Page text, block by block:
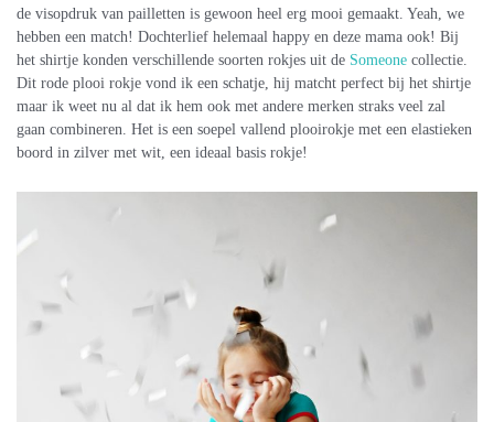
de visopdruk van pailletten is gewoon heel erg mooi gemaakt. Yeah, we
hebben een match! Dochterlief helemaal happy en deze mama ook! Bij
het shirtje konden verschillende soorten rokjes uit de Someone collectie.
Dit rode plooi rokje vond ik een schatje, hij matcht perfect bij het shirtje
maar ik weet nu al dat ik hem ook met andere merken straks veel zal
gaan combineren. Het is een soepel vallend plooirokje met een elastieken
boord in zilver met wit, een ideaal basis rokje!